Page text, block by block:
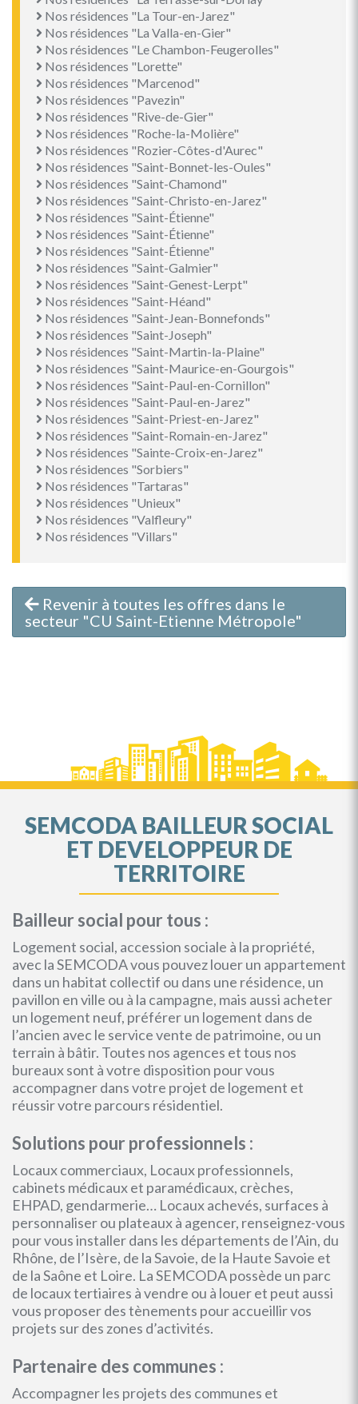
Nos résidences "La Tour-en-Jarez"
Nos résidences "La Valla-en-Gier"
Nos résidences "Le Chambon-Feugerolles"
Nos résidences "Lorette"
Nos résidences "Marcenod"
Nos résidences "Pavezin"
Nos résidences "Rive-de-Gier"
Nos résidences "Roche-la-Molière"
Nos résidences "Rozier-Côtes-d'Aurec"
Nos résidences "Saint-Bonnet-les-Oules"
Nos résidences "Saint-Chamond"
Nos résidences "Saint-Christo-en-Jarez"
Nos résidences "Saint-Étienne"
Nos résidences "Saint-Étienne"
Nos résidences "Saint-Étienne"
Nos résidences "Saint-Galmier"
Nos résidences "Saint-Genest-Lerpt"
Nos résidences "Saint-Héand"
Nos résidences "Saint-Jean-Bonnefonds"
Nos résidences "Saint-Joseph"
Nos résidences "Saint-Martin-la-Plaine"
Nos résidences "Saint-Maurice-en-Gourgois"
Nos résidences "Saint-Paul-en-Cornillon"
Nos résidences "Saint-Paul-en-Jarez"
Nos résidences "Saint-Priest-en-Jarez"
Nos résidences "Saint-Romain-en-Jarez"
Nos résidences "Sainte-Croix-en-Jarez"
Nos résidences "Sorbiers"
Nos résidences "Tartaras"
Nos résidences "Unieux"
Nos résidences "Valfleury"
Nos résidences "Villars"
Revenir à toutes les offres dans le
secteur "CU Saint-Etienne Métropole"
SEMCODA BAILLEUR SOCIAL
ET DEVELOPPEUR DE
TERRITOIRE
Bailleur social pour tous :
Logement social, accession sociale à la propriété,
avec la SEMCODA vous pouvez louer un appartement
dans un habitat collectif ou dans une résidence, un
pavillon en ville ou à la campagne, mais aussi acheter
un logement neuf, préférer un logement dans de
l’ancien avec le service vente de patrimoine, ou un
terrain à bâtir. Toutes nos agences et tous nos
bureaux sont à votre disposition pour vous
accompagner dans votre projet de logement et
réussir votre parcours résidentiel.
Solutions pour professionnels :
Locaux commerciaux, Locaux professionnels,
cabinets médicaux et paramédicaux, crèches,
EHPAD, gendarmerie… Locaux achevés, surfaces à
personnaliser ou plateaux à agencer, renseignez-vous
pour vous installer dans les départements de l’Ain, du
Rhône, de l’Isère, de la Savoie, de la Haute Savoie et
de la Saône et Loire. La SEMCODA possède un parc
de locaux tertiaires à vendre ou à louer et peut aussi
vous proposer des tènements pour accueillir vos
projets sur des zones d’activités.
Partenaire des communes :
Accompagner les projets des communes et